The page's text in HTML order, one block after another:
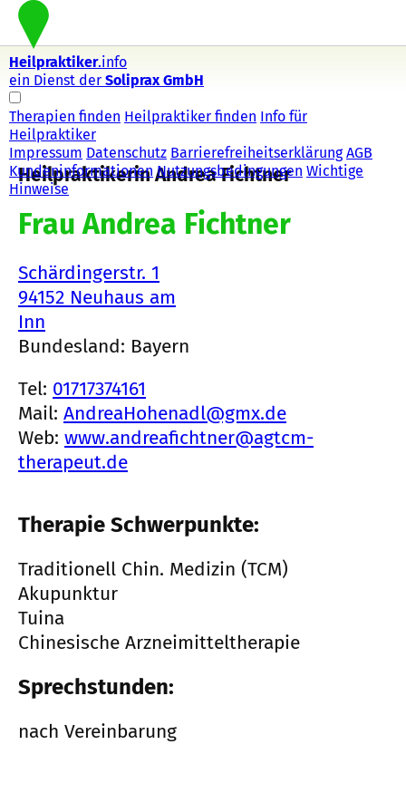
Heilpraktiker.info
ein Dienst der Soliprax GmbH
Therapien finden Heilpraktiker finden Info für
Heilpraktiker
Impressum Datenschutz Barrierefreiheitserklärung AGB
Kundeninformationen Nutzungsbedingungen Wichtige
Hinweise
Heilpraktikerin Andrea Fichtner
Frau Andrea Fichtner
Schärdingerstr. 1
94152 Neuhaus am
Inn
Bundesland: Bayern
Tel: 01717374161
Mail: AndreaHohenadl@gmx.de
Web: www.andreafichtner@agtcm-
therapeut.de
Therapie Schwerpunkte:
Traditionell Chin. Medizin (TCM)
Akupunktur
Tuina
Chinesische Arzneimitteltherapie
Sprechstunden:
nach Vereinbarung